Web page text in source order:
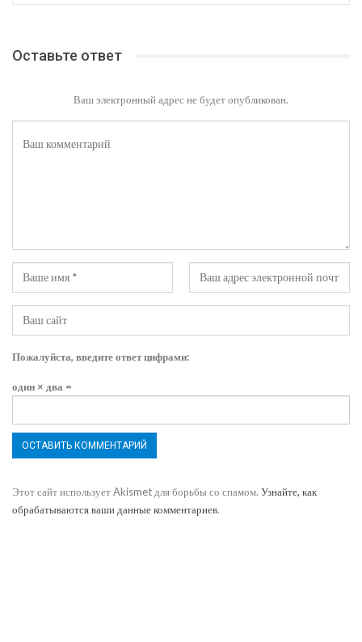
Оставьте ответ
Ваш электронный адрес не будет опубликован.
Пожалуйста, введите ответ цифрами:
один × два =
Этот сайт использует Akismet для борьбы со спамом. Узнайте, как
обрабатываются ваши данные комментариев.